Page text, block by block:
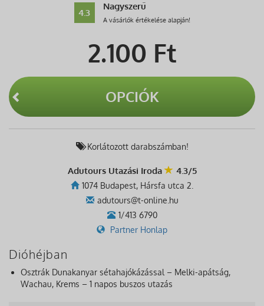
4.3
Nagyszerű
A vásárlók értékelése alapján!
2.100 Ft
OPCIÓK
Korlátozott darabszámban!
Adutours Utazási Iroda 4.3/5
1074 Budapest, Hársfa utca 2.
adutours@t-online.hu
1/413 6790
Partner Honlap
Dióhéjban
Osztrák Dunakanyar sétahajókázással – Melki-apátság,
Wachau, Krems – 1 napos buszos utazás